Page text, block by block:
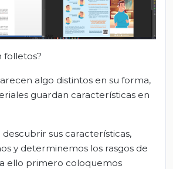
folletos?
algo distintos en su forma,
guardan características en
sus características,
y determinemos los rasgos de
ello primero coloquemos